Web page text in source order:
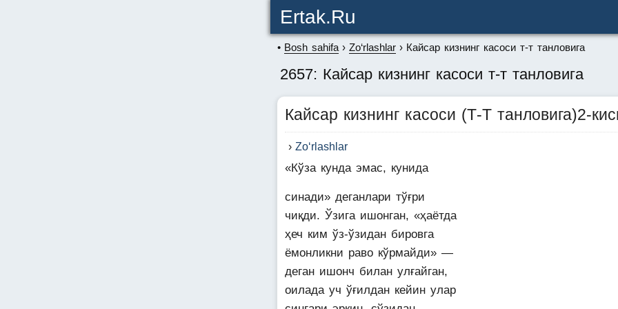
Ertak.ru
Bosh sahifa Zo‘rlashlar Кайсар кизнинг касоси т-т танловига
2657: Кайсар кизнинг касоси т-т танловига
Кайсар кизнинг касоси (Т-Т танловига)2-
Zo‘rlashlar
«Кўза кунда эмас, кунида
синади» деганлари тўғри
чиқди. Ўзига ишонган, «ҳаётда
ҳеч ким ўз-ўзидан бировга
ёмонликни раво кўрмайди» —
деган ишонч билан улғайган,
оилада уч ўғилдан кейин улар